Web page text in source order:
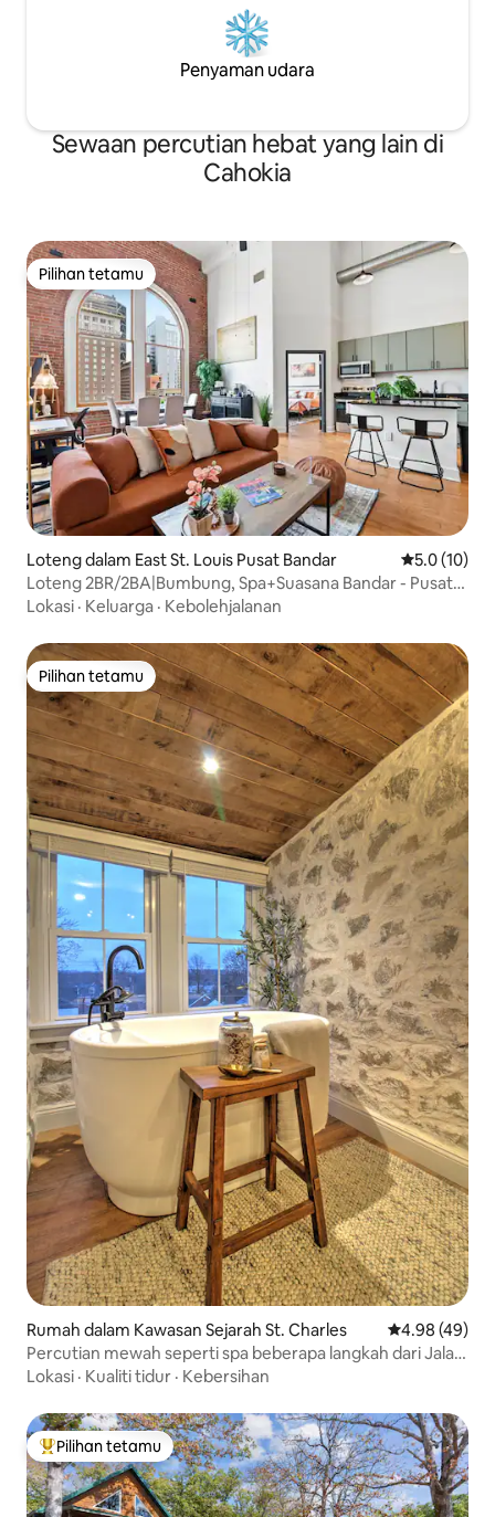
Penyaman udara
Sewaan percutian hebat yang lain di
Cahokia
Pilihan tetamu
Pilihan tetamu
Loteng dalam East St. Louis Pusat Bandar Penarafan
5.0 (10)
Loteng 2BR/2BA|Bumbung, Spa+Suasana Bandar - Pusat
Bandar STL
Lokasi · Keluarga · Kebolehjalanan
Pilihan tetamu
Pilihan tetamu
Rumah dalam Kawasan Sejarah St. Charles Penarafan
4.98 (49)
Percutian mewah seperti spa beberapa langkah dari Jalan
Utama.
Lokasi · Kualiti tidur · Kebersihan
Pilihan utama tetamu
Pilihan tetamu